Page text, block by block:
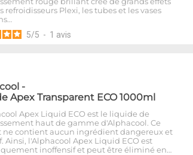
refroidisseurs Plexi, les tubes et les vases
5/5 - 1 avis
-
Apex Transparent ECO 1000ml
Apex Liquid ECO est le liquide de
haut de gamme d'Alphacool. Ce
ne contient aucun ingrédient dangereux et
Ainsi, l'Alphacool Apex Liquid ECO est
inoffensif et peut être éliminé en…